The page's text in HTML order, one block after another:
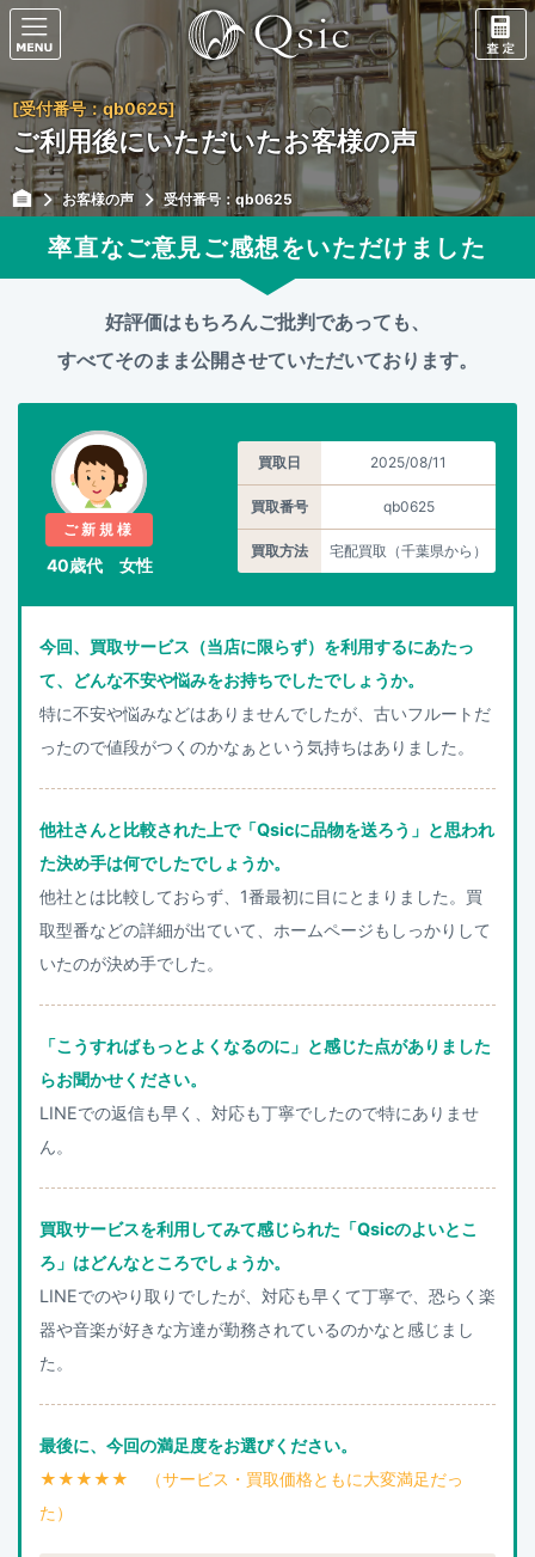
[受付番号：qb0625]
ご利用後にいただいたお客様の声
お客様の声 受付番号：qb0625
率直なご意見ご感想をいただけました
好評価はもちろんご批判であっても、
すべてそのまま公開させていただいております。
ご新規様
40歳代 女性
買取日 2025/08/11
買取番号 qb0625
買取方法 宅配買取（千葉県から）
今回、買取サービス（当店に限らず）を利用するにあたっ
て、どんな不安や悩みをお持ちでしたでしょうか。
特に不安や悩みなどはありませんでしたが、古いフルートだ
ったので値段がつくのかなぁという気持ちはありました。
他社さんと比較された上で「Qsicに品物を送ろう」と思われ
た決め手は何でしたでしょうか。
他社とは比較しておらず、1番最初に目にとまりました。買
取型番などの詳細が出ていて、ホームページもしっかりして
いたのが決め手でした。
「こうすればもっとよくなるのに」と感じた点がありました
らお聞かせください。
LINEでの返信も早く、対応も丁寧でしたので特にありませ
ん。
買取サービスを利用してみて感じられた「Qsicのよいとこ
ろ」はどんなところでしょうか。
LINEでのやり取りでしたが、対応も早くて丁寧で、恐らく楽
器や音楽が好きな方達が勤務されているのかなと感じまし
た。
最後に、今回の満足度をお選びください。
★★★★★ （サービス・買取価格ともに大変満足だっ
た）